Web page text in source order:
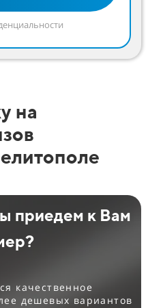
на
приедем к Вам
качественное
дешевых вариантов